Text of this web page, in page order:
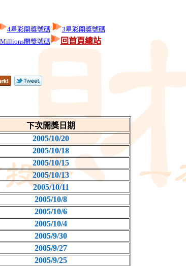
4星彩開獎號碼
3星彩開獎號碼
開獎號碼 回首頁總站
下次開獎日期
2005/10/20
2005/10/18
2005/10/15
2005/10/13
2005/10/11
2005/10/8
2005/10/6
2005/10/4
2005/9/30
2005/9/27
2005/9/25